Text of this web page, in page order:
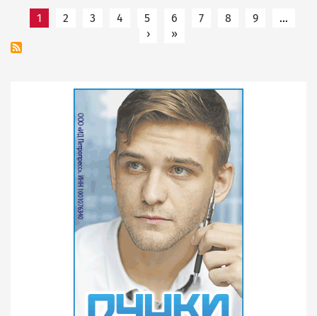
Нумерация
1 2 3 4 5 6 7 8 9
…
› Следующая страница
»